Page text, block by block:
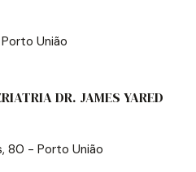
União
DR. JAMES YARED
80 - Porto União